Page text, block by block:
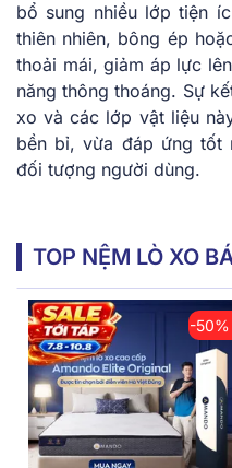
bổ sung nhiều lớp tiện
thiên nhiên, bông ép
thoải mái, giảm áp lực
năng thông thoáng. Sự
xo và các lớp vật liệu
bền bỉ, vừa đáp ứng tốt
đối tượng người dùng.
TOP NỆM LÒ XO
-50%